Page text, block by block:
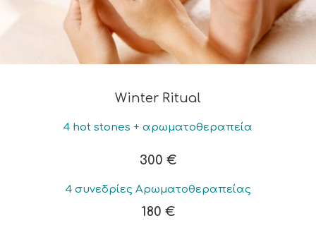
Winter Ritual
4 hot stones + αρωματοθεραπεία
300 €
4 συνεδρίες Αρωματοθεραπείας
180 €